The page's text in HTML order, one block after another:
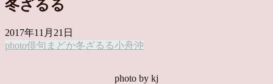
冬ざるる
2017年11月21日
photo俳句 まどか冬ざるる小舟沖
photo by kj